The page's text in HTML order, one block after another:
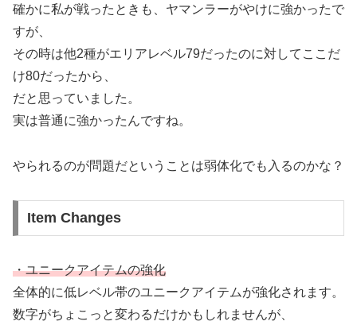
確かに私が戦ったときも、ヤマンラーがやけに強かったで
すが、
その時は他2種がエリアレベル79だったのに対してここだ
け80だったから、
だと思っていました。
実は普通に強かったんですね。
やられるのが問題だということは弱体化でも入るのかな？
Item Changes
・ユニークアイテムの強化
全体的に低レベル帯のユニークアイテムが強化されます。
数字がちょこっと変わるだけかもしれませんが、